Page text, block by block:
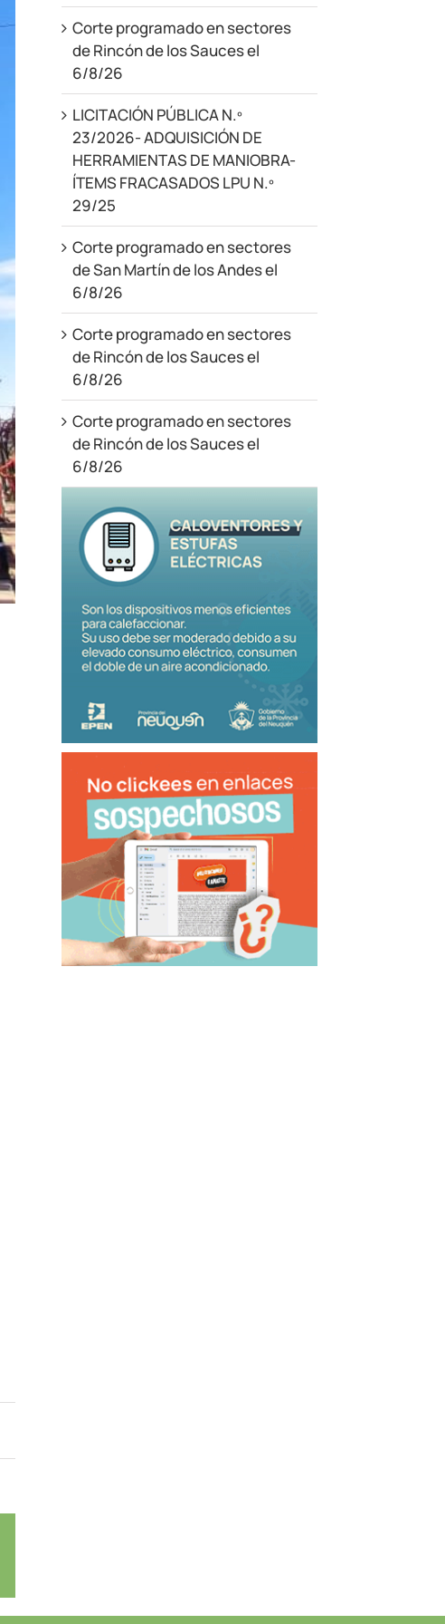
Corte programado en sectores
de Rincón de los Sauces el
6/8/26
LICITACIÓN PÚBLICA N.º
23/2026- ADQUISICIÓN DE
HERRAMIENTAS DE MANIOBRA-
ÍTEMS FRACASADOS LPU N.º
29/25
Corte programado en sectores
de San Martín de los Andes el
6/8/26
Corte programado en sectores
de Rincón de los Sauces el
6/8/26
Corte programado en sectores
de Rincón de los Sauces el
6/8/26